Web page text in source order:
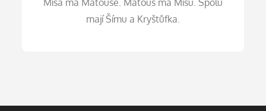
mají Šímu a Kryštůfka.